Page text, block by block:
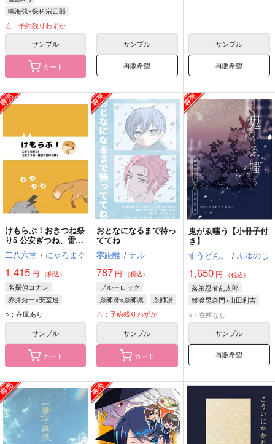
鳴海弦×保科宗四郎
鳴海弦
保科宗四郎
△：予約残りわずか
サンプル
カート
サンプル
再販希望
サンプル
再販希望
けもらぶ！おきつね祭
り5 公安ぎつね、雷石
の封印を解く
二八六堂 / にゃろまぐ
1,415 円 （税込）
名探偵コナン
赤井秀一×安室透
安室透
赤井秀一
○：在庫あり
サンプル
カート
おとなになるまで待っ
ててね
零距離 / ナル
787 円 （税込）
ブルーロック
糸師冴×糸師凛
糸師冴
糸師凛
△：予約残りわずか
サンプル
カート
鬼がゑ嗤う【小冊子付
き】
すうどん。
/ ふゆのじ
1,650円 （税込）
落第忍者乱太郎
雑渡昆奈門×山田利吉
山田利吉
×：在庫なし
サンプル
再販希望